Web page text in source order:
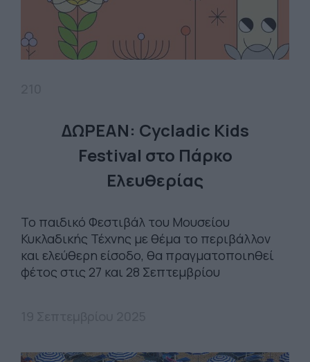
ΔΩΡΕΑΝ: Cycladic Kids
Festival στο Πάρκο
Ελευθερίας
Το παιδικό Φεστιβάλ του Μουσείου
Κυκλαδικής Τέχνης με θέμα το περιβάλλον
και ελεύθερη είσοδο, θα πραγματοποιηθεί
φέτος στις 27 και 28 Σεπτεμβρίου